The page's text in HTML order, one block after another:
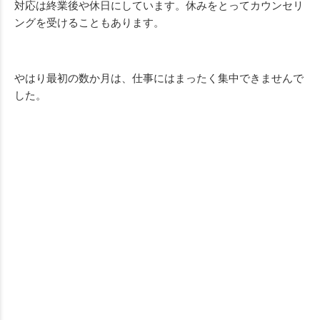
対応は終業後や休日にしています。休みをとってカウンセリ
ングを受けることもあります。
やはり最初の数か月は、仕事にはまったく集中できませんで
した。